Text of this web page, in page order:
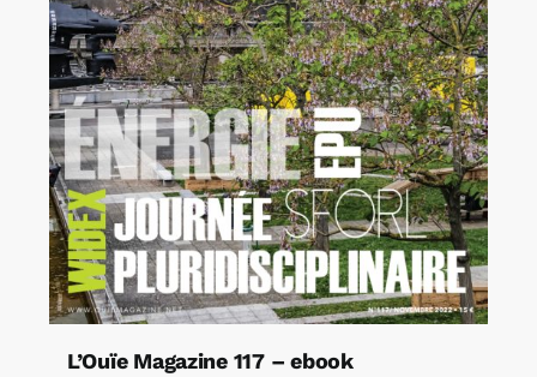
L’Ouïe Magazine 117 – ebook